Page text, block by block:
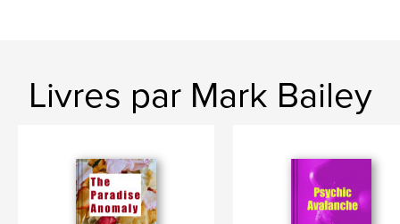
Livres par Mark Bailey